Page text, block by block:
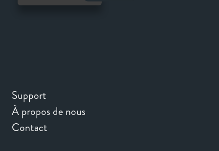
Support
À propos de nous
Contact